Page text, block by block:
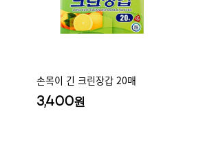
손목이 긴 크린장갑 20매
3,400원